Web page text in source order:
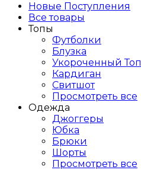
Новые Поступления
Все товары
Топы
Футболки
Блузка
Укороченный Топ
Кардиган
Свитшот
Просмотреть все
Одежда
Джоггеры
Юбка
Брюки
Шорты
Просмотреть все